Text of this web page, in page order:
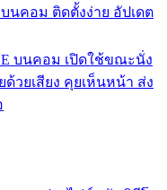
นคอม ติดตั้งง่าย อัปเดต
บนคอม เปิดใช้ขณะนั่ง
วยเสียง คุยเห็นหน้า ส่ง